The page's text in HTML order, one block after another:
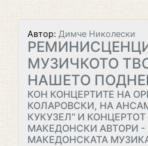
Автор: Димче Николески
МУЗИЧКОТО
НАШЕТО
КОН КОНЦЕРТИТЕ НА
КОЛАРОВСКИ, НА
КУКУЗЕЛ“ И
МАКЕДОНСКИ АВТОРИ -
МАКЕДОНСКАТА